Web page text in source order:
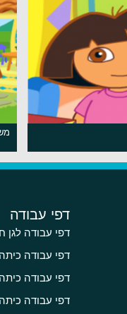
דפי עבודה
דפי עבודה לגן
דפי עבודה
דפי עבודה
דפי עבודה